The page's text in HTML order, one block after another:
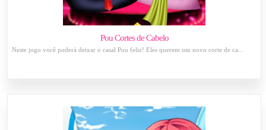
Pou Cortes de Cabelo
Neste jogo você poderá deixar o casal Pou feliz! Eles querem um novo corte de ca...